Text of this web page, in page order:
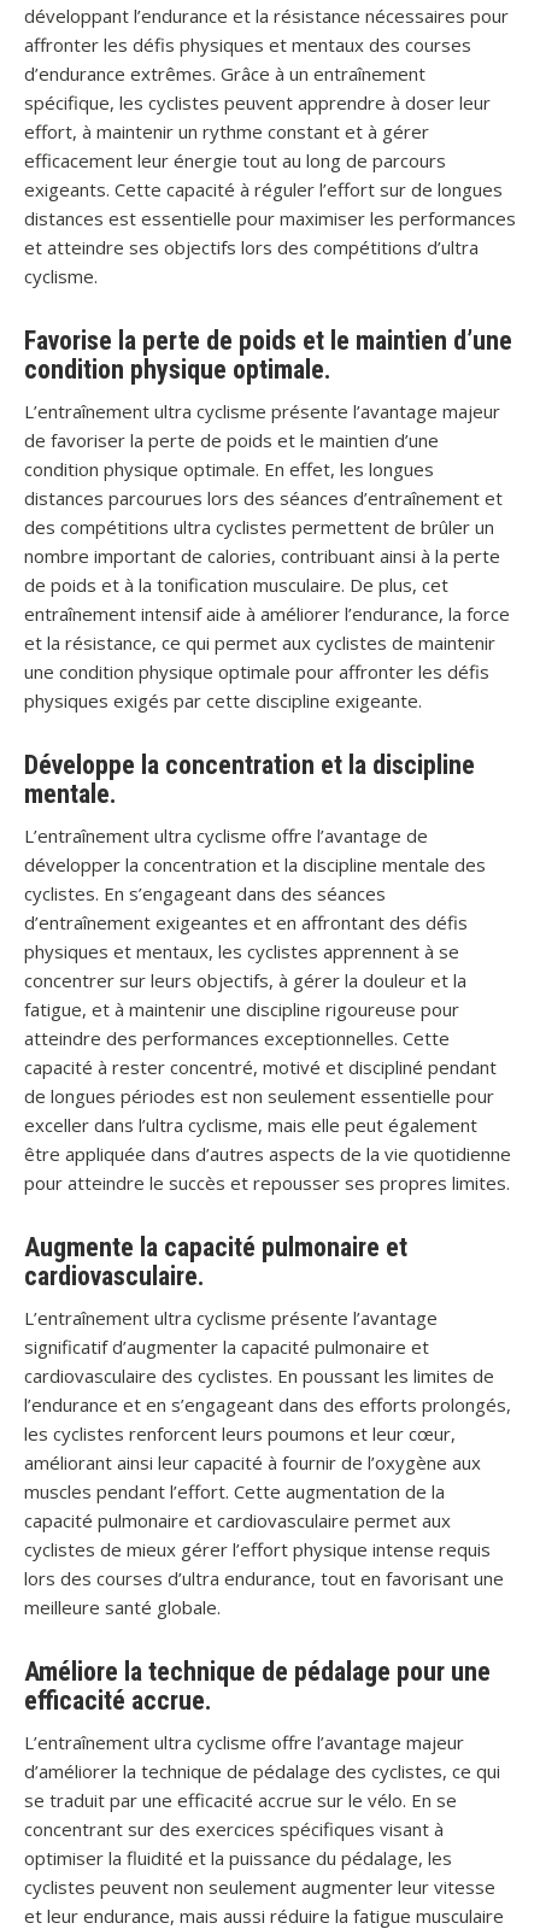
développant l’endurance et la résistance nécessaires pour
affronter les défis physiques et mentaux des courses
d’endurance extrêmes. Grâce à un entraînement
spécifique, les cyclistes peuvent apprendre à doser leur
effort, à maintenir un rythme constant et à gérer
efficacement leur énergie tout au long de parcours
exigeants. Cette capacité à réguler l’effort sur de longues
distances est essentielle pour maximiser les performances
et atteindre ses objectifs lors des compétitions d’ultra
cyclisme.
Favorise la perte de poids et le maintien d’une
condition physique optimale.
L’entraînement ultra cyclisme présente l’avantage majeur
de favoriser la perte de poids et le maintien d’une
condition physique optimale. En effet, les longues
distances parcourues lors des séances d’entraînement et
des compétitions ultra cyclistes permettent de brûler un
nombre important de calories, contribuant ainsi à la perte
de poids et à la tonification musculaire. De plus, cet
entraînement intensif aide à améliorer l’endurance, la force
et la résistance, ce qui permet aux cyclistes de maintenir
une condition physique optimale pour affronter les défis
physiques exigés par cette discipline exigeante.
Développe la concentration et la discipline
mentale.
L’entraînement ultra cyclisme offre l’avantage de
développer la concentration et la discipline mentale des
cyclistes. En s’engageant dans des séances
d’entraînement exigeantes et en affrontant des défis
physiques et mentaux, les cyclistes apprennent à se
concentrer sur leurs objectifs, à gérer la douleur et la
fatigue, et à maintenir une discipline rigoureuse pour
atteindre des performances exceptionnelles. Cette
capacité à rester concentré, motivé et discipliné pendant
de longues périodes est non seulement essentielle pour
exceller dans l’ultra cyclisme, mais elle peut également
être appliquée dans d’autres aspects de la vie quotidienne
pour atteindre le succès et repousser ses propres limites.
Augmente la capacité pulmonaire et
cardiovasculaire.
L’entraînement ultra cyclisme présente l’avantage
significatif d’augmenter la capacité pulmonaire et
cardiovasculaire des cyclistes. En poussant les limites de
l’endurance et en s’engageant dans des efforts prolongés,
les cyclistes renforcent leurs poumons et leur cœur,
améliorant ainsi leur capacité à fournir de l’oxygène aux
muscles pendant l’effort. Cette augmentation de la
capacité pulmonaire et cardiovasculaire permet aux
cyclistes de mieux gérer l’effort physique intense requis
lors des courses d’ultra endurance, tout en favorisant une
meilleure santé globale.
Améliore la technique de pédalage pour une
efficacité accrue.
L’entraînement ultra cyclisme offre l’avantage majeur
d’améliorer la technique de pédalage des cyclistes, ce qui
se traduit par une efficacité accrue sur le vélo. En se
concentrant sur des exercices spécifiques visant à
optimiser la fluidité et la puissance du pédalage, les
cyclistes peuvent non seulement augmenter leur vitesse
et leur endurance, mais aussi réduire la fatigue musculaire